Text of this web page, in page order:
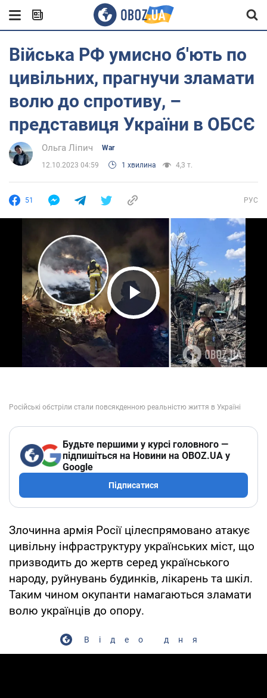
Війська РФ умисно б'ють по
цивільних, прагнучи зламати
волю до спротиву, –
представиця України в ОБСЄ
Ольга Ліпич War
12.10.2023 04:59 1 хвилина 4,3 т.
51 РУС
Play Video
Будьте першими у курсі головного —
підпишіться на Новини на OBOZ.UA у
Google
Підписатися
Злочинна армія Росії цілеспрямовано атакує
цивільну інфраструктуру українських міст, що
призводить до жертв серед українського
народу, руйнувань будинків, лікарень та шкіл.
Таким чином окупанти намагаються зламати
волю українців до опору.
Відео дня